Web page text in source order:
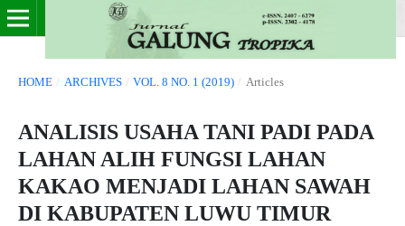
HOME / ARCHIVES / VOL. 8 NO. 1 (2019) / Articles
ANALISIS USAHA TANI PADI PADA
LAHAN ALIH FUNGSI LAHAN
KAKAO MENJADI LAHAN SAWAH
DI KABUPATEN LUWU TIMUR